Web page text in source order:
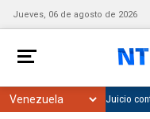
Jueves, 06 de agosto de 2026
Juicio